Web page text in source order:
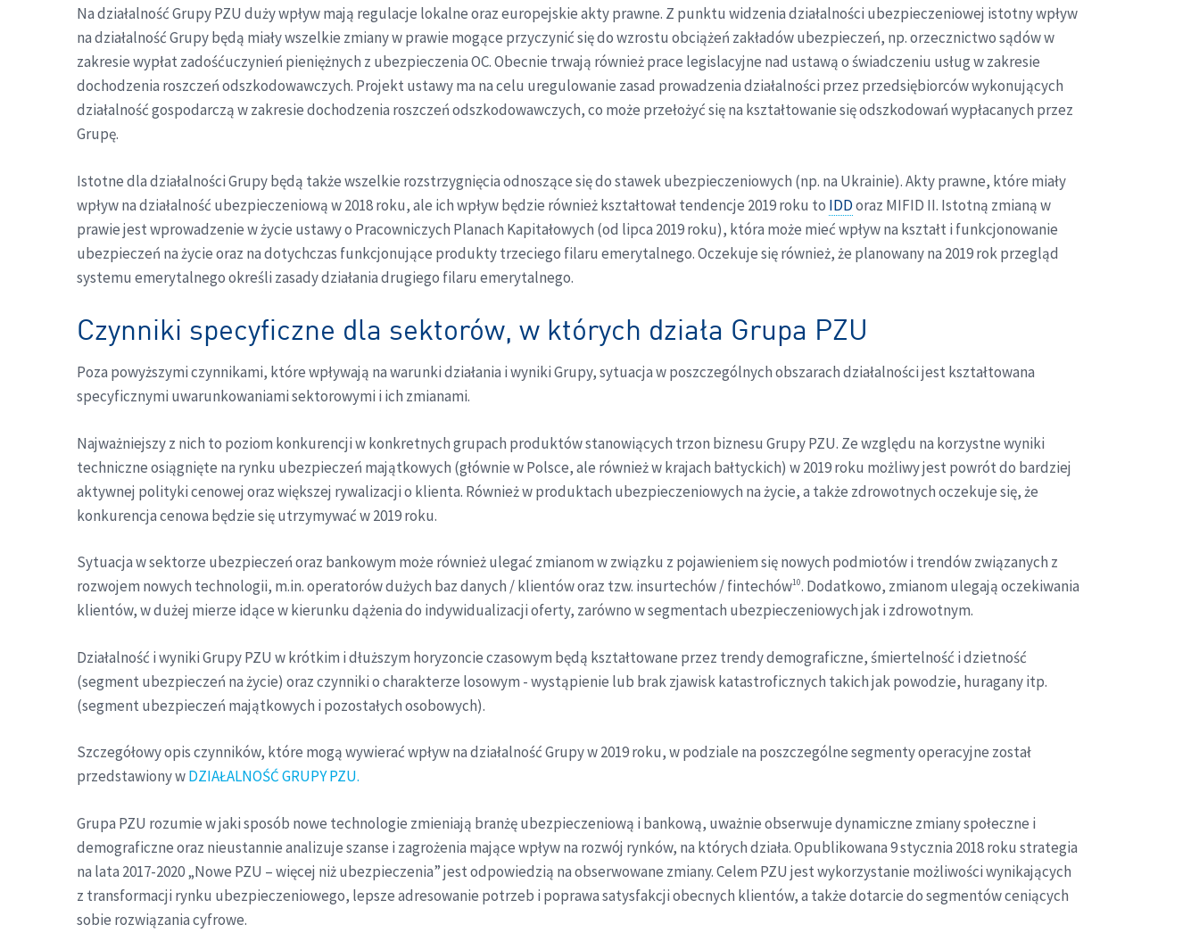
Na działalność Grupy PZU duży wpływ mają regulacje lokalne oraz europejskie akty prawne. Z punktu widzenia działalności ubezpieczeniowej istotny wpływ
na działalność Grupy będą miały wszelkie zmiany w prawie mogące przyczynić się do wzrostu obciążeń zakładów ubezpieczeń, np. orzecznictwo sądów w
zakresie wypłat zadośćuczynień pieniężnych z ubezpieczenia OC. Obecnie trwają również prace legislacyjne nad ustawą o świadczeniu usług w zakresie
dochodzenia roszczeń odszkodowawczych. Projekt ustawy ma na celu uregulowanie zasad prowadzenia działalności przez przedsiębiorców wykonujących
działalność gospodarczą w zakresie dochodzenia roszczeń odszkodowawczych, co może przełożyć się na kształtowanie się odszkodowań wypłacanych przez
Grupę.
Istotne dla działalności Grupy będą także wszelkie rozstrzygnięcia odnoszące się do stawek ubezpieczeniowych (np. na Ukrainie). Akty prawne, które miały
wpływ na działalność ubezpieczeniową w 2018 roku, ale ich wpływ będzie również kształtował tendencje 2019 roku to IDDoraz MIFID II. Istotną zmianą w
prawie jest wprowadzenie w życie ustawy o Pracowniczych Planach Kapitałowych (od lipca 2019 roku), która może mieć wpływ na kształt i funkcjonowanie
ubezpieczeń na życie oraz na dotychczas funkcjonujące produkty trzeciego filaru emerytalnego. Oczekuje się również, że planowany na 2019 rok przegląd
systemu emerytalnego określi zasady działania drugiego filaru emerytalnego.
Czynniki specyficzne dla sektorów, w których działa Grupa PZU
Poza powyższymi czynnikami, które wpływają na warunki działania i wyniki Grupy, sytuacja w poszczególnych obszarach działalności jest kształtowana
specyficznymi uwarunkowaniami sektorowymi i ich zmianami.
Najważniejszy z nich to poziom konkurencji w konkretnych grupach produktów stanowiących trzon biznesu Grupy PZU. Ze względu na korzystne wyniki
techniczne osiągnięte na rynku ubezpieczeń majątkowych (głównie w Polsce, ale również w krajach bałtyckich) w 2019 roku możliwy jest powrót do bardziej
aktywnej polityki cenowej oraz większej rywalizacji o klienta. Również w produktach ubezpieczeniowych na życie, a także zdrowotnych oczekuje się, że
konkurencja cenowa będzie się utrzymywać w 2019 roku.
Sytuacja w sektorze ubezpieczeń oraz bankowym może również ulegać zmianom w związku z pojawieniem się nowych podmiotów i trendów związanych z
rozwojem nowych technologii, m.in. operatorów dużych baz danych / klientów oraz tzw. insurtechów / fintechów10. Dodatkowo, zmianom ulegają oczekiwania
klientów, w dużej mierze idące w kierunku dążenia do indywidualizacji oferty, zarówno w segmentach ubezpieczeniowych jak i zdrowotnym.
Działalność i wyniki Grupy PZU w krótkim i dłuższym horyzoncie czasowym będą kształtowane przez trendy demograficzne, śmiertelność i dzietność
(segment ubezpieczeń na życie) oraz czynniki o charakterze losowym - wystąpienie lub brak zjawisk katastroficznych takich jak powodzie, huragany itp.
(segment ubezpieczeń majątkowych i pozostałych osobowych).
Szczegółowy opis czynników, które mogą wywierać wpływ na działalność Grupy w 2019 roku, w podziale na poszczególne segmenty operacyjne został
przedstawiony wDZIAŁALNOŚĆ GRUPY PZU.
Grupa PZU rozumie w jaki sposób nowe technologie zmieniają branżę ubezpieczeniową i bankową, uważnie obserwuje dynamiczne zmiany społeczne i
demograficzne oraz nieustannie analizuje szanse i zagrożenia mające wpływ na rozwój rynków, na których działa. Opublikowana 9 stycznia 2018 roku strategia
na lata 2017-2020 „Nowe PZU – więcej niż ubezpieczenia” jest odpowiedzią na obserwowane zmiany. Celem PZU jest wykorzystanie możliwości wynikających
z transformacji rynku ubezpieczeniowego, lepsze adresowanie potrzeb i poprawa satysfakcji obecnych klientów, a także dotarcie do segmentów ceniących
sobie rozwiązania cyfrowe.